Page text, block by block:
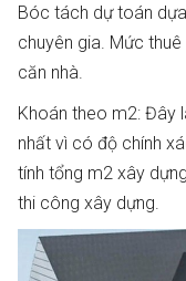
Bóc tách dự toán
chuyên gia. Mức
căn nhà.
Khoán theo m2: Đây
nhất vì có độ chính
tính tổng m2 xây
thi công xây dựng.